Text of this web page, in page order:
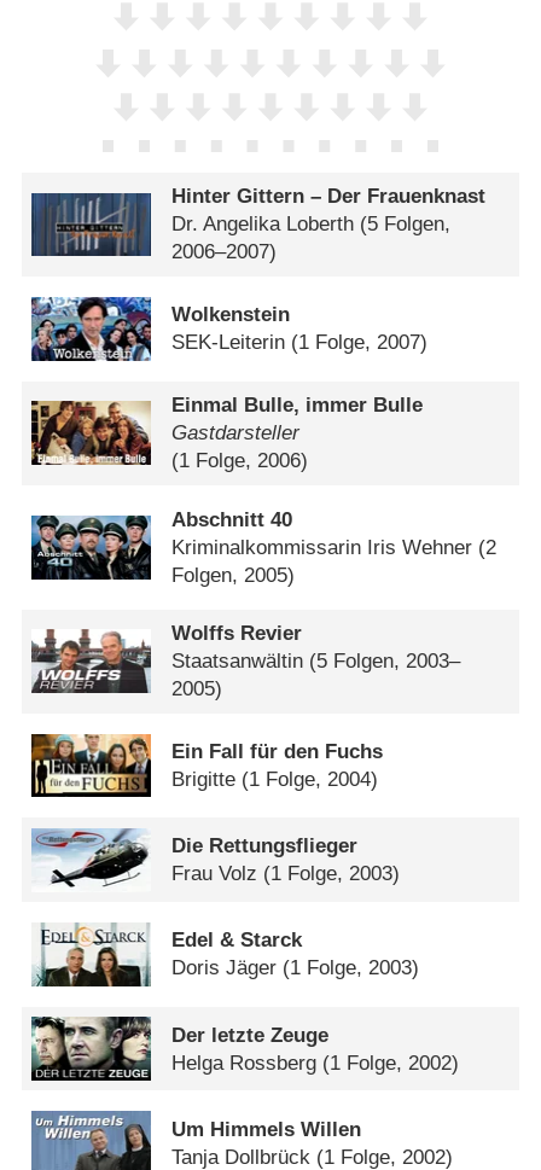
Hinter Gittern – Der Frauenknast
Dr. Angelika Loberth (5 Folgen,
2006–2007)
Wolkenstein
SEK-Leiterin (1 Folge, 2007)
Einmal Bulle, immer Bulle
Gastdarsteller
(1 Folge, 2006)
Abschnitt 40
Kriminalkommissarin Iris Wehner (2
Folgen, 2005)
Wolffs Revier
Staatsanwältin (5 Folgen, 2003–
2005)
Ein Fall für den Fuchs
Brigitte (1 Folge, 2004)
Die Rettungsflieger
Frau Volz (1 Folge, 2003)
Edel & Starck
Doris Jäger (1 Folge, 2003)
Der letzte Zeuge
Helga Rossberg (1 Folge, 2002)
Um Himmels Willen
Tanja Dollbrück (1 Folge, 2002)